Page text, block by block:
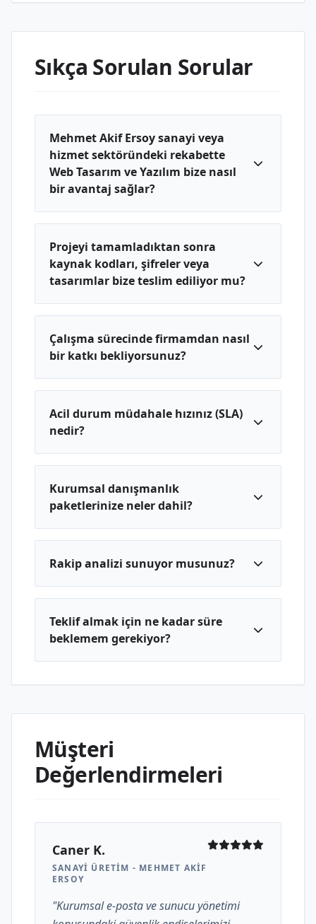
Sıkça Sorulan Sorular
Mehmet Akif Ersoy sanayi veya
hizmet sektöründeki rekabette
Web Tasarım ve Yazılım bize nasıl
bir avantaj sağlar?
Projeyi tamamladıktan sonra
kaynak kodları, şifreler veya
tasarımlar bize teslim ediliyor mu?
Çalışma sürecinde firmamdan nasıl
bir katkı bekliyorsunuz?
Acil durum müdahale hızınız (SLA)
nedir?
Kurumsal danışmanlık
paketlerinize neler dahil?
Rakip analizi sunuyor musunuz?
Teklif almak için ne kadar süre
beklemem gerekiyor?
Müşteri
Değerlendirmeleri
Caner K.
SANAYI ÜRETIM - MEHMET AKIF
ERSOY
"Kurumsal e-posta ve sunucu yönetimi